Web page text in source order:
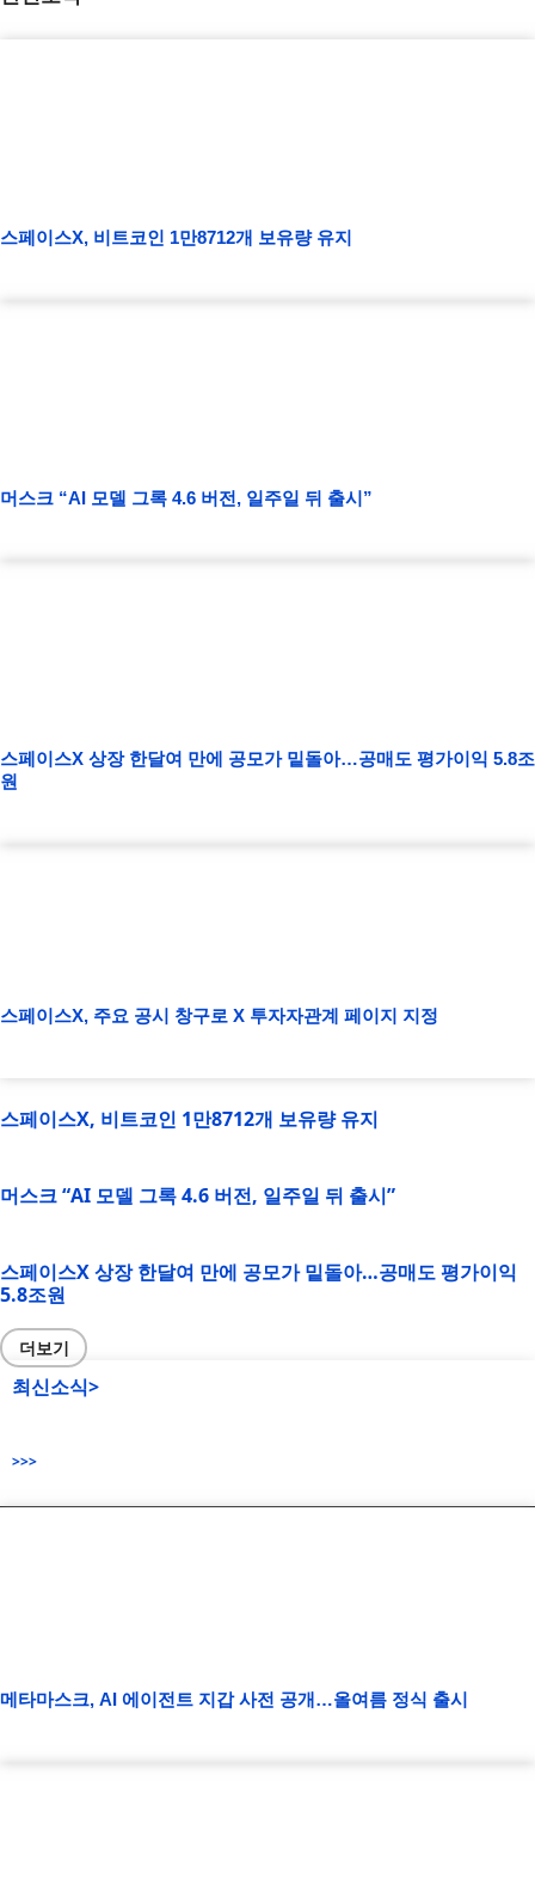
스페이스X, 비트코인 1만8712개 보유량 유지
머스크 “AI 모델 그록 4.6 버전, 일주일 뒤 출시”
스페이스X 상장 한달여 만에 공모가 밑돌아…공매도 평가이익 5.8조
원
스페이스X, 주요 공시 창구로 X 투자자관계 페이지 지정
스페이스X, 비트코인 1만8712개 보유량 유지
머스크 “AI 모델 그록 4.6 버전, 일주일 뒤 출시”
스페이스X 상장 한달여 만에 공모가 밑돌아…공매도 평가이익
5.8조원
더보기
최신소식>
>>>
메타마스크, AI 에이전트 지갑 사전 공개…올여름 정식 출시